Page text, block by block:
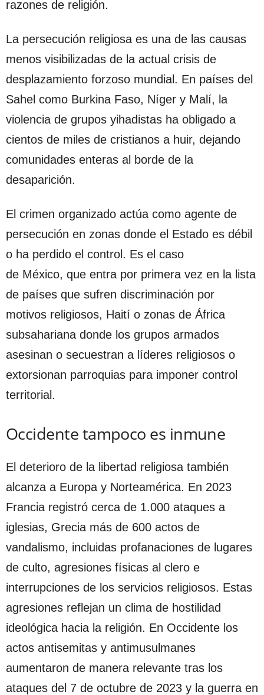
razones de religión.
La persecución religiosa es una de las causas
menos visibilizadas de la actual crisis de
desplazamiento forzoso mundial. En países del
Sahel como Burkina Faso, Níger y Malí, la
violencia de grupos yihadistas ha obligado a
cientos de miles de cristianos a huir, dejando
comunidades enteras al borde de la
desaparición.
El crimen organizado actúa como agente de
persecución en zonas donde el Estado es débil
o ha perdido el control. Es el caso
de México, que entra por primera vez en la lista
de países que sufren discriminación por
motivos religiosos, Haití o zonas de África
subsahariana donde los grupos armados
asesinan o secuestran a líderes religiosos o
extorsionan parroquias para imponer control
territorial.
Occidente tampoco es inmune
El deterioro de la libertad religiosa también
alcanza a Europa y Norteamérica. En 2023
Francia registró cerca de 1.000 ataques a
iglesias, Grecia más de 600 actos de
vandalismo, incluidas profanaciones de lugares
de culto, agresiones físicas al clero e
interrupciones de los servicios religiosos. Estas
agresiones reflejan un clima de hostilidad
ideológica hacia la religión. En Occidente los
actos antisemitas y antimusulmanes
aumentaron de manera relevante tras los
ataques del 7 de octubre de 2023 y la guerra en